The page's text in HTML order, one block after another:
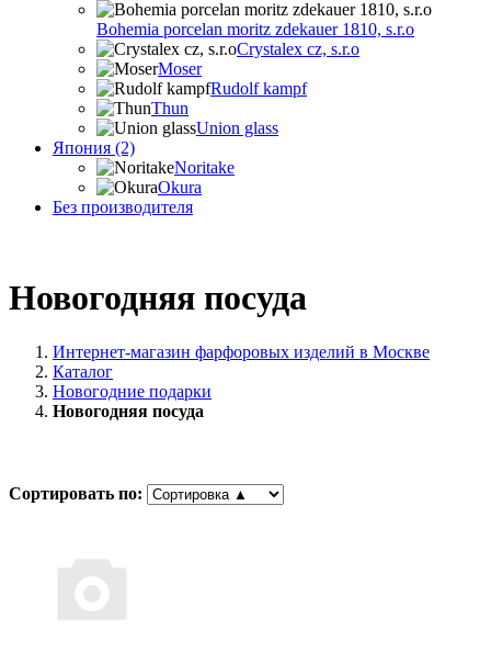
Bohemia porcelan moritz zdekauer 1810, s.r.o
Crystalex cz, s.r.o
Moser
Rudolf kampf
Thun
Union glass
Япония (2)
Noritake
Okura
Без производителя
Новогодняя посуда
Интернет-магазин фарфоровых изделий в Москве
Каталог
Новогодние подарки
Новогодняя посуда
Сортировать по: